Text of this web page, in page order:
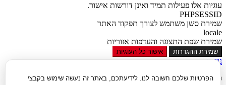
הפרטיות שלכם חשובה לנו. לידיעתכם, באתר זה נעשה שימוש בקבצי
עוגיות אלו פעילות תמיד ואינן דורשות אישור.
PHPSESSID
שמירת סשן משתמש לצורך תפקוד האתר
locale
שמירת שפת התצוגה והעדפות אזוריות
שמירת ההגדרות אישור כל העוגיות
נגישות
סגור